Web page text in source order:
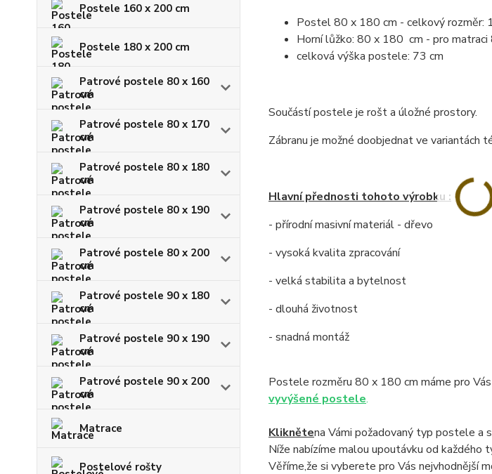
Postele 160 x 200 cm
Postele 180 x 200 cm
Patrové postele 80 x 160
cm
Patrové postele 80 x 170
cm
Patrové postele 80 x 180
cm
Patrové postele 80 x 190
cm
Patrové postele 80 x 200
cm
Patrové postele 90 x 180
cm
Patrové postele 90 x 190
cm
Patrové postele 90 x 200
cm
Matrace
Postelové rošty
Postel 80 x 180 cm - celkový rozměr:
Horní lůžko: 80 x 180 cm - pro
celková výška postele: 73 cm
Součástí postele je rošt a úložné prostory.
Zábranu je možné doobjednat ve variantách
Hlavní přednosti tohoto výrobku :
- přírodní masivní materiál - dřevo
- vysoká kvalita zpracování
- velká stabilita a bytelnost
- dlouhá životnost
- snadná montáž
Postele rozměru 80 x 180 cm máme pro
vyvýšené postele.
Kliknětena Vámi požadovaný typ postele
Níže nabízíme malou upoutávku od každého
Věříme,že si vyberete pro Vás nejvhodnější